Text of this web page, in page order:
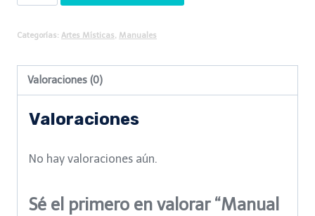
de
Quiromancia
Categorías: Artes Místicas Manuales
Valoraciones (0)
Valoraciones
No hay valoraciones aún.
Sé el primero en valorar “Manual